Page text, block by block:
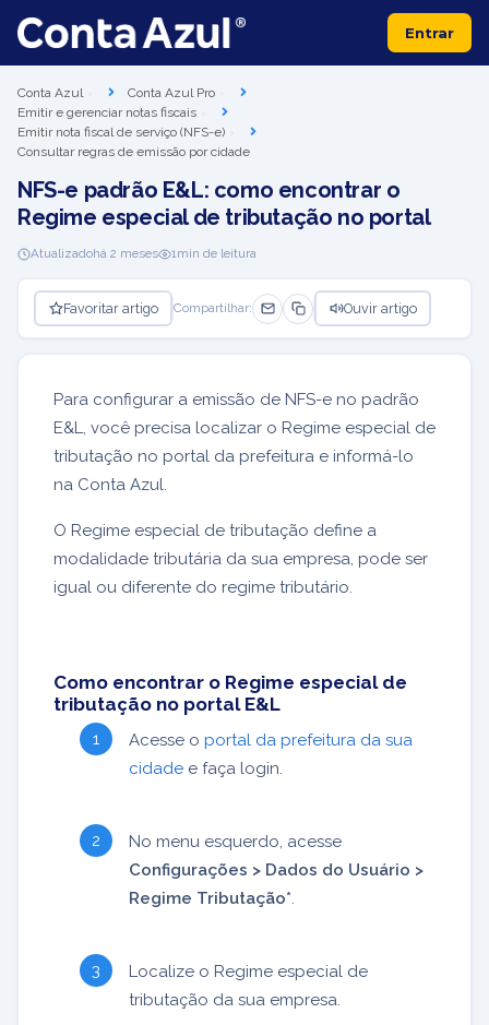
Entrar
Conta Azul
Conta Azul Pro
Emitir e gerenciar notas fiscais
Emitir nota fiscal de serviço (NFS-e)
Consultar regras de emissão por cidade
NFS-e padrão E&L: como encontrar o
Regime especial de tributação no portal
Atualizadohá 2 meses 1min de leitura
Favoritar artigo Compartilhar: Ouvir artigo
Para configurar a emissão de NFS-e no padrão
E&L, você precisa localizar o Regime especial de
tributação no portal da prefeitura e informá-lo
na Conta Azul.
O Regime especial de tributação define a
modalidade tributária da sua empresa, pode ser
igual ou diferente do regime tributário.
Como encontrar o Regime especial de
tributação no portal E&L
Acesse o portal da prefeitura da sua
cidade e faça login.
No menu esquerdo, acesse
Configurações > Dados do Usuário >
Regime Tributação*.
Localize o Regime especial de
tributação da sua empresa.